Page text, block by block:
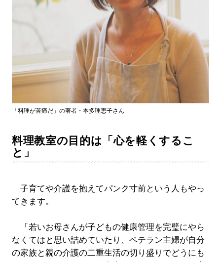
「料理が苦痛だ」の著者・本多理恵子さん
料理教室の目的は「心を軽くするこ
と」
子育てや介護を抱えてパンク寸前という人もやっ
てきます。
「若いお母さんが子どもの健康管理を完璧にやら
なくてはと思い詰めていたり、ベテラン主婦が自分
の家族と親の介護の二重生活の切り盛りでどうにも